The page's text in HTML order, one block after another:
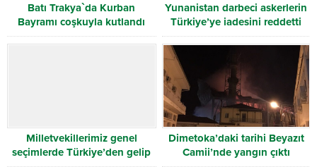
Batı Trakya`da Kurban
Bayramı coşkuyla kutlandı
Yunanistan darbeci askerlerin
Türkiye’ye iadesini reddetti
Milletvekillerimiz genel
seçimlerde Türkiye’den gelip
Dimetoka’daki tarihi Beyazıt
Camii’nde yangın çıktı